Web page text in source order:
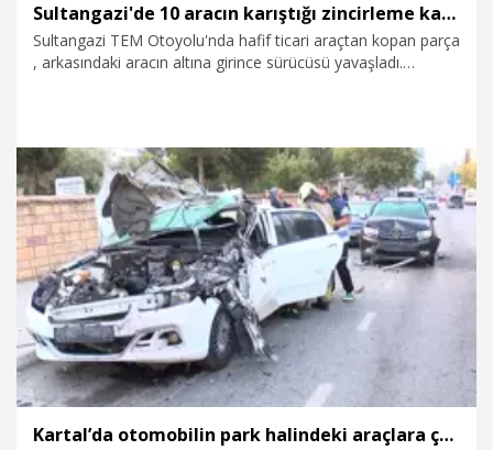
Sultangazi'de 10 aracın karıştığı zincirleme kaza
Sultangazi TEM Otoyolu'nda hafif ticari araçtan kopan parça
, arkasındaki aracın altına girince sürücüsü yavaşladı.
8.08.2026 Gündem
Kartal’da otomobilin park halindeki araçlara çarptığı kaza kamerada